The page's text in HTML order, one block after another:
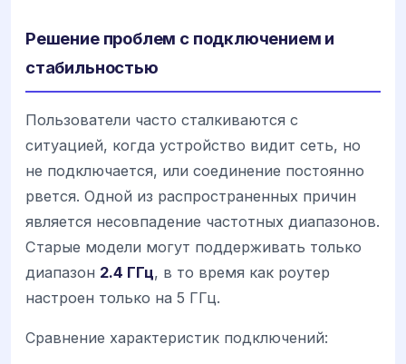
Решение проблем с подключением и
стабильностью
Пользователи часто сталкиваются с
ситуацией, когда устройство видит сеть, но
не подключается, или соединение постоянно
рвется. Одной из распространенных причин
является несовпадение частотных диапазонов.
Старые модели могут поддерживать только
диапазон 2.4 ГГц, в то время как роутер
настроен только на 5 ГГц.
Сравнение характеристик подключений: